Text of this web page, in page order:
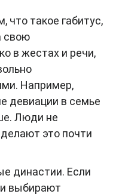
что такое габитус,
свою
в жестах и речи,
Например,
девиации в семье
Люди не
это почти
династии. Если
выбирают